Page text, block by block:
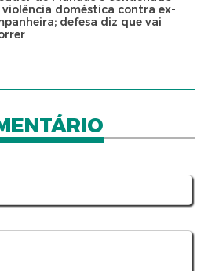
violência doméstica contra ex-
defesa diz que vai